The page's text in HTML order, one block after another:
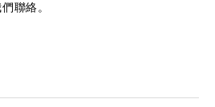
聯絡。